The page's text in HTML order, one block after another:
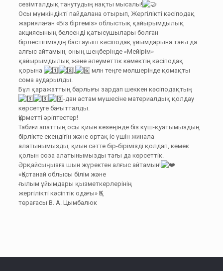
сезімталдық танутудың нақты мысалы!
Осы мүмкіндікті пайдалана отырып, Жергілікті кәсіподақ
жариялаған «Біз біргеміз» облыстық қайырымдылық
акциясының белсенді қатысушылары болған
бірлестігіміздің бастауыш кәсіподақ ұйымдарына тағы да
алғыс айтамын, оның шеңберінде «Мейірім»
қайырымдылық және әлеуметтік көмектің кәсіподақ
қорына
,
млн теңге мөлшерінде қомақты
сома аударылды.
Бұл қаражаттың барлығы зардап шеккен кәсіподақтың
-дан астам мүшесіне материалдық қолдау
көрсетуге бағытталды.
Құрметті әріптестер!
Табиғи апаттың осы қиын кезеңінде біз күш-қуатымыздың
бірлікте екендігін және ортақ іс үшін жинала
алатынымызды, қиын сәтте бір-бірімізді қолдап, көмек
қолын соза алатынымызды тағы да көрсеттік.
Әрқайсыңызға шын жүректен алғыс айтамын!
«Қостанай облысы білім және
ғылым ұйымдары қызметкерлерінің
жергілікті кәсіптік одағы» ҚБ
төрағасы В. А. Цымбалюк